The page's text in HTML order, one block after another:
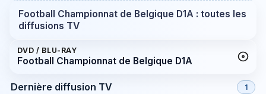
Football Championnat de Belgique D1A : toutes les
diffusions TV
DVD / BLU-RAY
Football Championnat de Belgique D1A
Dernière diffusion TV 1